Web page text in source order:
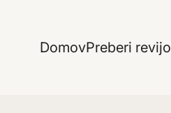
DomovPreberi revijo